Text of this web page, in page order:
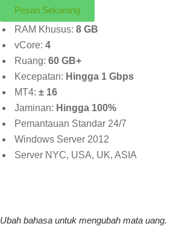
Pesan Sekarang
RAM Khusus: 8 GB
vCore: 4
Ruang: 60 GB+
Kecepatan: Hingga 1 Gbps
MT4: ± 16
Jaminan: Hingga 100%
Pemantauan Standar 24/7
Windows Server 2012
Server NYC, USA, UK, ASIA
Ubah bahasa untuk mengubah mata uang.